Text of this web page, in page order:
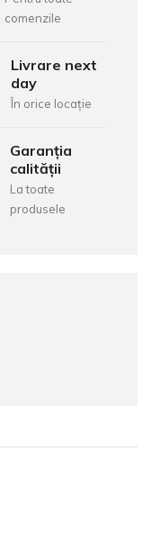
comenzile
Livrare next
day
În orice locație
Garanția
calității
La toate
produsele